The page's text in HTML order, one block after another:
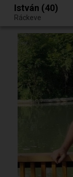
Egy jó randiból bármi
István (40)
Ráckeve